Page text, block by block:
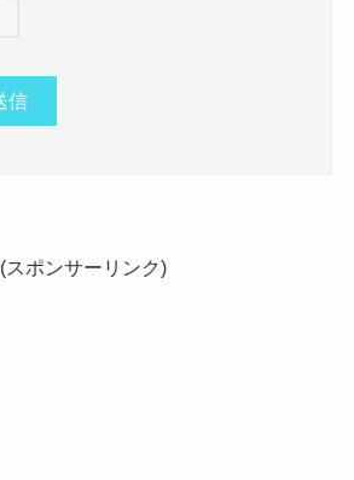
(スポンサーリンク)